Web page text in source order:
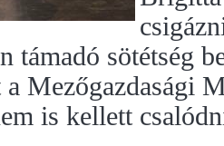
támadó sötétség
Mezőgazdasági
is kellett